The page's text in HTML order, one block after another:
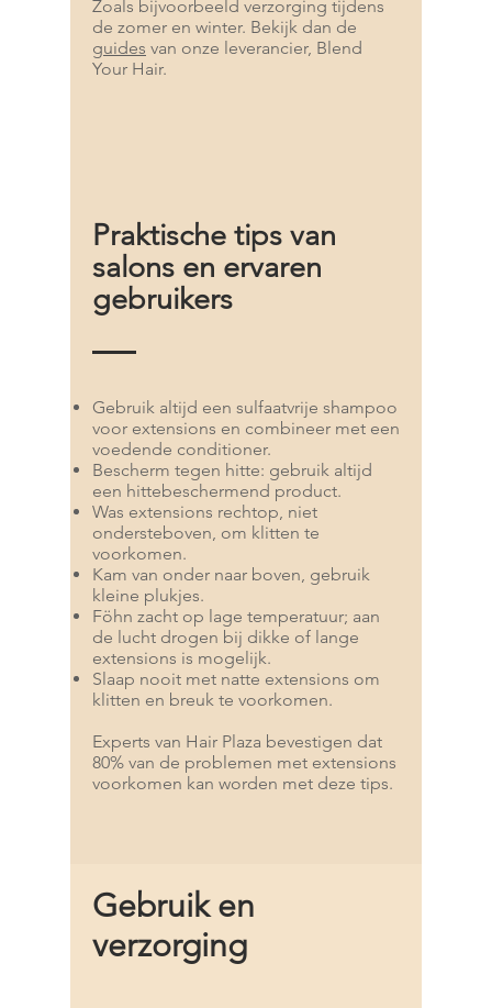
Zoals bijvoorbeeld verzorging tijdens
de zomer en winter. Bekijk dan de
guides van onze leverancier, Blend
Your Hair.
Praktische tips van
salons en ervaren
gebruikers
Gebruik altijd een sulfaatvrije shampoo
voor extensions en combineer met een
voedende conditioner.
Bescherm tegen hitte: gebruik altijd
een hittebeschermend product.
Was extensions rechtop, niet
ondersteboven, om klitten te
voorkomen.
Kam van onder naar boven, gebruik
kleine plukjes.
Föhn zacht op lage temperatuur; aan
de lucht drogen bij dikke of lange
extensions is mogelijk.
Slaap nooit met natte extensions om
klitten en breuk te voorkomen.
Experts van Hair Plaza bevestigen dat
80% van de problemen met extensions
voorkomen kan worden met deze tips.
Gebruik en
verzorging